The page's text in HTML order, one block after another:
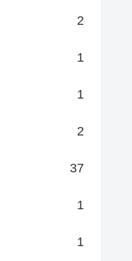
2
1
1
2
37
1
1